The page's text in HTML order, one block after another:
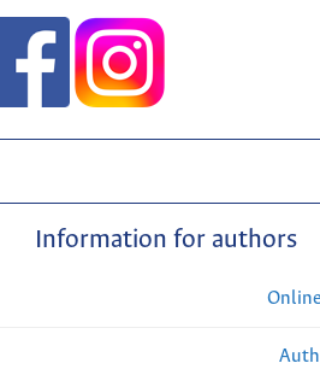
Information for authors